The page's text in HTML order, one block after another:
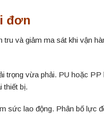
đơn
và giảm ma sát khi vận
trọng vừa phải. PU hoặc PP
thiết bị.
sức lao động. Phân bố lực